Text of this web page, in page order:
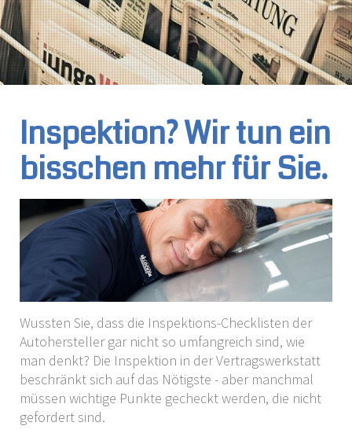
Inspektion? Wir tun ein
bisschen mehr für Sie.
Wussten Sie, dass die Inspektions-Checklisten der
Autohersteller gar nicht so umfangreich sind, wie
man denkt? Die Inspektion in der Vertragswerkstatt
beschränkt sich auf das Nötigste - aber manchmal
müssen wichtige Punkte gecheckt werden, die nicht
gefordert sind.